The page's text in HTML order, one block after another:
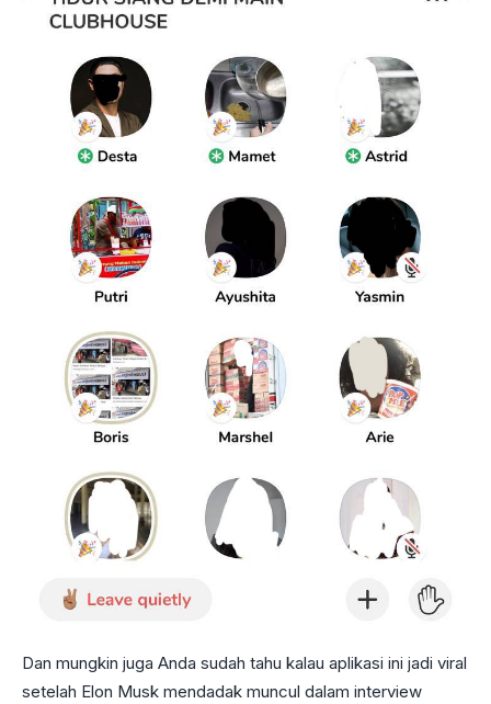
Dan mungkin juga Anda sudah tahu kalau aplikasi ini jadi viral
setelah Elon Musk mendadak muncul dalam interview